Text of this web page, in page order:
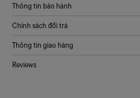
Thông tin bảo hành
Chính sách đổi trả
Thông tin giao hàng
Reviews